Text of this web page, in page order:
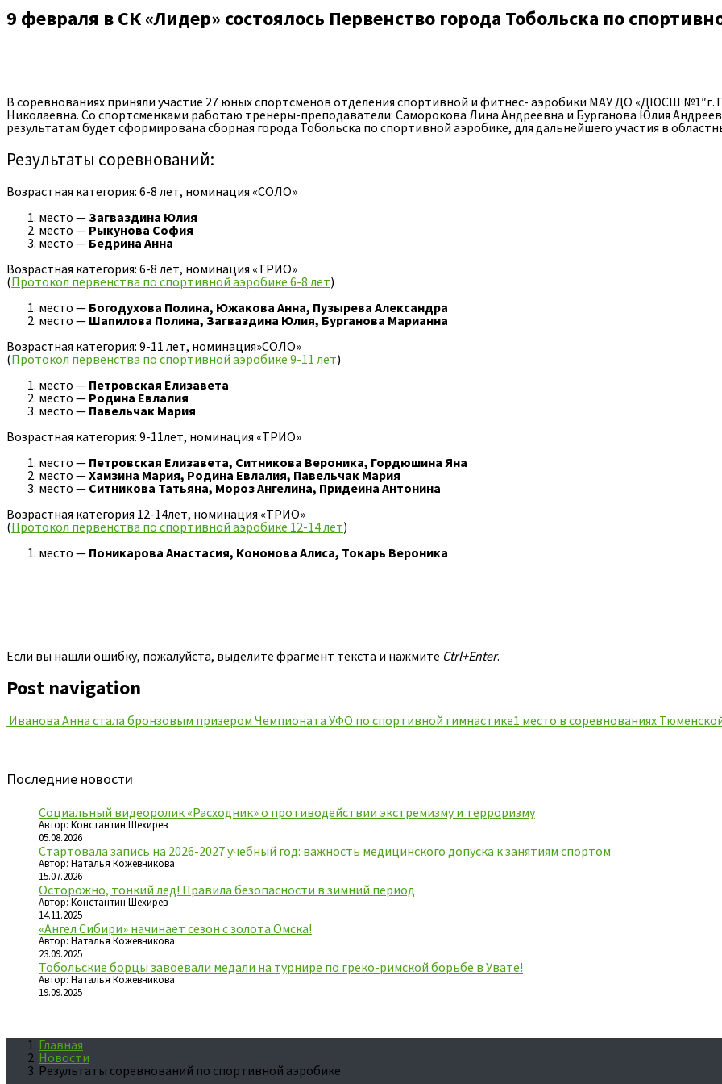
9 февраля в СК «Лидер» состоялось Первенство города Тобольска по
В соревнованиях приняли участие 27 юных спортсменов отделения спортивной и фитнес- аэробики МАУ ДО «ДЮСШ
Николаевна. Со спортсменками работаю тренеры-преподаватели: Саморокова Лина Андреевна и Бурганова Юлия
результатам будет сформирована сборная города Тобольска по спортивной аэробике, для дальнейшего участия в
Результаты соревнований:
Возрастная категория: 6-8 лет, номинация «СОЛО»
место —Загваздина Юлия
место — Рыкунова София
место — Бедрина Анна
Возрастная категория: 6-8 лет, номинация «ТРИО»
(Протокол первенства по спортивной аэробике 6-8 лет)
место — Богодухова Полина, Южакова Анна, Пузырева Александра
место — Шапилова Полина, Загваздина Юлия, Бурганова Марианна
Возрастная категория: 9-11 лет, номинация»СОЛО»
(Протокол первенства по спортивной аэробике 9-11 лет)
место — Петровская Елизавета
место — Родина Евлалия
место — Павельчак Мария
Возрастная категория: 9-11лет, номинация «ТРИО»
место — Петровская Елизавета, Ситникова Вероника, Гордюшина Яна
место —Хамзина Мария, Родина Евлалия, Павельчак Мария
место — Ситникова Татьяна, Мороз Ангелина, Придеина Антонина
Возрастная категория 12-14лет, номинация «ТРИО»
(Протокол первенства по спортивной аэробике 12-14 лет)
место — Поникарова Анастасия, Кононова Алиса, Токарь Вероника
Если вы нашли ошибку, пожалуйста, выделите фрагмент текста и нажмите Ctrl+Enter.
Post navigation
Иванова Анна стала бронзовым призером Чемпионата УФО по спортивной гимнастике1 место в соревнованиях
Последние новости
Социальный видеоролик «Расходник» о противодействии экстремизму и терроризму
Автор: Константин Шехирев
05.08.2026
Стартовала запись на 2026-2027 учебный год: важность медицинского допуска к занятиям спортом
Автор: Наталья Кожевникова
15.07.2026
Осторожно, тонкий лёд! Правила безопасности в зимний период
Автор: Константин Шехирев
14.11.2025
«Ангел Сибири» начинает сезон с золота Омска!
Автор: Наталья Кожевникова
23.09.2025
Тобольские борцы завоевали медали на турнире по греко-римской борьбе в Увате!
Автор: Наталья Кожевникова
19.09.2025
Главная
Новости
Результаты соревнований по спортивной аэробике